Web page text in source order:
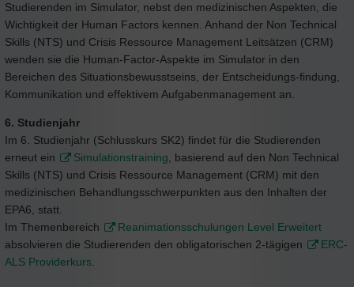
Studierenden im Simulator, nebst den medizinischen Aspekten, die
Wichtigkeit der Human Factors kennen. Anhand der Non Technical
Skills (NTS) und Crisis Ressource Management Leitsätzen (CRM)
wenden sie die Human-Factor-Aspekte im Simulator in den
Bereichen des Situationsbewusstseins, der Entscheidungs-findung,
Kommunikation und effektivem Aufgabenmanagement an.
6. Studienjahr
Im 6. Studienjahr (Schlusskurs SK2) findet für die Studierenden
erneut ein
Simulationstraining, basierend auf den Non Technical
Skills (NTS) und Crisis Ressource Management (CRM) mit den
medizinischen Behandlungsschwerpunkten aus den Inhalten der
EPA6, statt.
Im Themenbereich
Reanimationsschulungen Level Erweitert
absolvieren die Studierenden den obligatorischen 2-tägigen
ERC-
ALS Providerkurs.